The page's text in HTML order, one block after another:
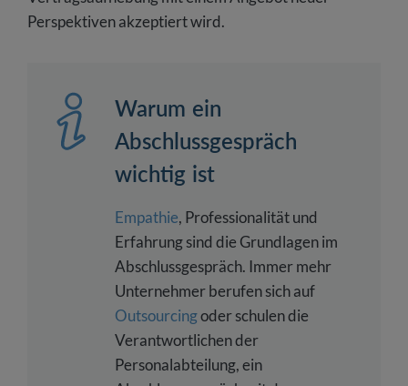
Perspektiven akzeptiert wird.
Warum ein
Abschlussgespräch
wichtig ist
Empathie, Professionalität und
Erfahrung sind die Grundlagen im
Abschlussgespräch. Immer mehr
Unternehmer berufen sich auf
Outsourcingoder schulen die
Verantwortlichen der
Personalabteilung, ein